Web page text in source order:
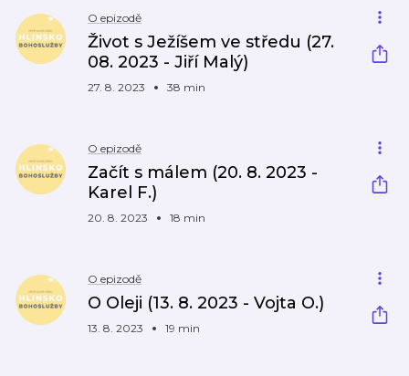
O epizodě
Život s Ježíšem ve středu (27.
08. 2023 - Jiří Malý)
27. 8. 2023 38 min
O epizodě
Začít s málem (20. 8. 2023 -
Karel F.)
20. 8. 2023 18 min
O epizodě
O Oleji (13. 8. 2023 - Vojta O.)
13. 8. 2023 19 min